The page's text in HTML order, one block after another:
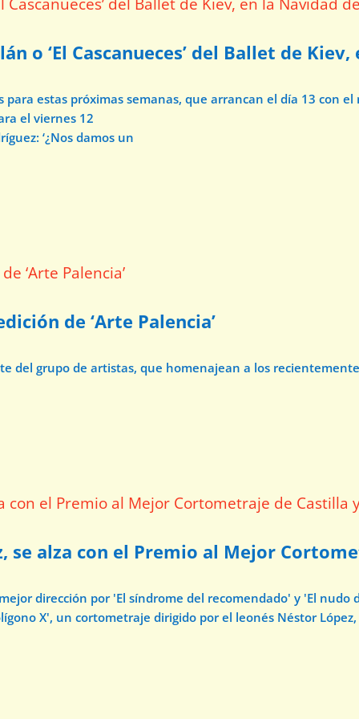
o ‘El Cascanueces’ del Ballet de
para estas próximas semanas, que arrancan el día 13 con
el viernes 12
‘¿Nos damos un
de ‘Arte Palencia’
del grupo de artistas, que homenajean a los
se alza con el Premio al Mejor
dirección por 'El síndrome del recomendado' y 'El nudo
X', un cortometraje dirigido por el leonés Néstor